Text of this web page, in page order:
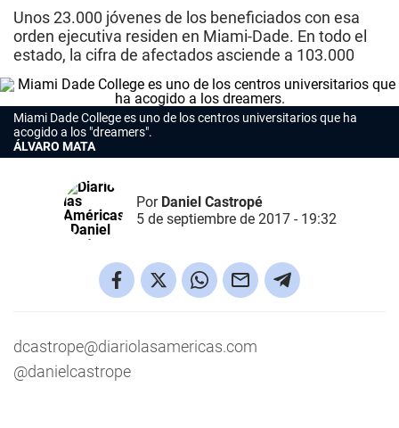
Unos 23.000 jóvenes de los beneficiados con esa
orden ejecutiva residen en Miami-Dade. En todo el
estado, la cifra de afectados asciende a 103.000
Miami Dade College es uno de los centros universitarios que ha
acogido a los "dreamers".
ÁLVARO MATA
Por Daniel Castropé
5 de septiembre de 2017 - 19:32
dcastrope@diariolasamericas.com
@danielcastrope